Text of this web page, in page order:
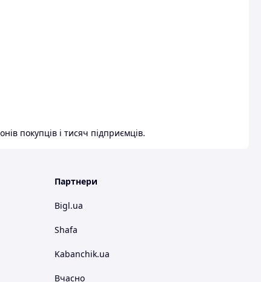
покупців і тисяч підприємців.
Партнери
Bigl.ua
Shafa
Kabanchik.ua
Вчасно